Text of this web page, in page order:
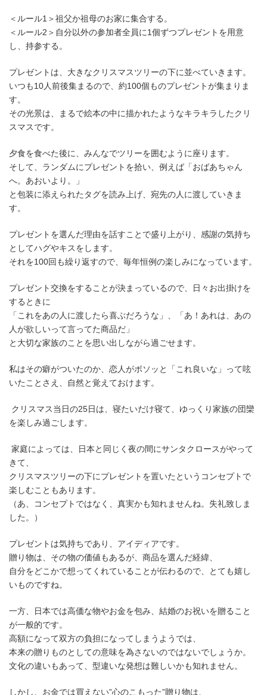
＜ルール1＞祖父か祖母のお家に集合する。
＜ルール2＞自分以外の参加者全員に1個ずつプレゼントを用意
し、持参する。
プレゼントは、大きなクリスマスツリーの下に並べていきます。
いつも10人前後集まるので、約100個ものプレゼントが集まりま
す。
その光景は、まるで絵本の中に描かれたようなキラキラしたクリ
スマスです。
夕食を食べた後に、みんなでツリーを囲むように座ります。
そして、ランダムにプレゼントを拾い、例えば「おばあちゃん
へ。あおいより。」
と包装に添えられたタグを読み上げ、宛先の人に渡していきま
す。
プレゼントを選んだ理由を話すことで盛り上がり、感謝の気持ち
としてハグやキスをします。
それを100回も繰り返すので、毎年恒例の楽しみになっています。
プレゼント交換をすることが決まっているので、日々お出掛けを
するときに
「これをあの人に渡したら喜ぶだろうな」、「あ！あれは、あの
人が欲しいって言ってた商品だ」
と大切な家族のことを思い出しながら過ごせます。
私はその癖がついたのか、恋人がボソッと「これ良いな」って呟
いたことさえ、自然と覚えておけます。
クリスマス当日の25日は、寝たいだけ寝て、ゆっくり家族の団欒
を楽しみ過ごします。
家庭によっては、日本と同じく夜の間にサンタクロースがやって
きて、
クリスマスツリーの下にプレゼントを置いたというコンセプトで
楽しむこともあります。
（あ、コンセプトではなく、真実かも知れませんね。失礼致しま
した。）
プレゼントは気持ちであり、アイディアです。
贈り物は、その物の価値もあるが、商品を選んだ経緯、
自分をどこかで想ってくれていることが伝わるので、とても嬉し
いものですね。
一方、日本では高価な物やお金を包み、結婚のお祝いを贈ること
が一般的です。
高額になって双方の負担になってしまうようでは、
本来の贈りものとしての意味を為さないのではないでしょうか。
文化の違いもあって、型違いな発想は難しいかも知れません。
しかし、お金では買えない”心のこもった”贈り物は、